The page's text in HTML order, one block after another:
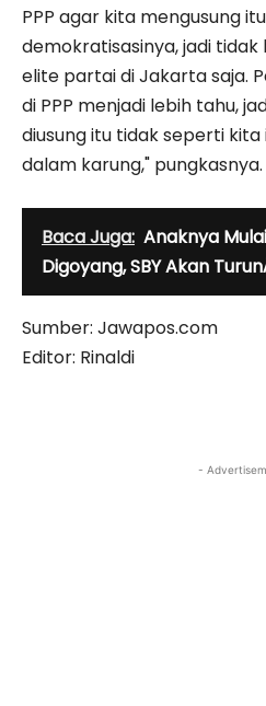
PPP agar kita mengusung
demokratisasinya, jadi
elite partai di Jakarta saja.
di PPP menjadi lebih tahu,
diusung itu tidak seperti
dalam karung," pungkasnya.
Baca Juga: Anaknya Mulai
Digoyang, SBY Akan
Sumber: Jawapos.com
Editor: Rinaldi
-